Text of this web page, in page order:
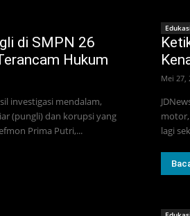
di SMPN 26
Hukum
investigasi mendalam,
(pungli) dan korupsi yang
Prima Putri,...
Edukasi
Mei 27,
motor,
lagi